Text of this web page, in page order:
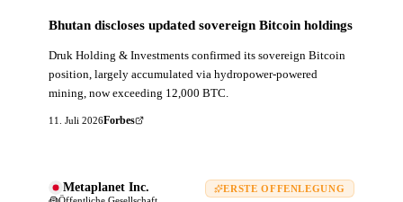
Bhutan discloses updated sovereign Bitcoin holdings
Druk Holding & Investments confirmed its sovereign Bitcoin
position, largely accumulated via hydropower-powered
mining, now exceeding 12,000 BTC.
11. Juli 2026Forbes
Metaplanet Inc. ERSTE OFFENLEGUNG